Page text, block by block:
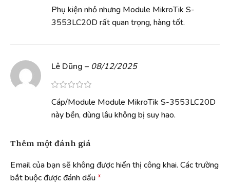
Phụ kiện nhỏ nhưng Module MikroTik S-
3553LC20D rất quan trọng, hàng tốt.
Lê Dũng – 08/12/2025
Cáp/Module Module MikroTik S-3553LC20D
này bền, dùng lâu không bị suy hao.
Thêm một đánh giá
Email của bạn sẽ không được hiển thị công khai. Các trường
bắt buộc được đánh dấu*